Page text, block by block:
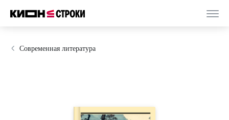
Современная литература